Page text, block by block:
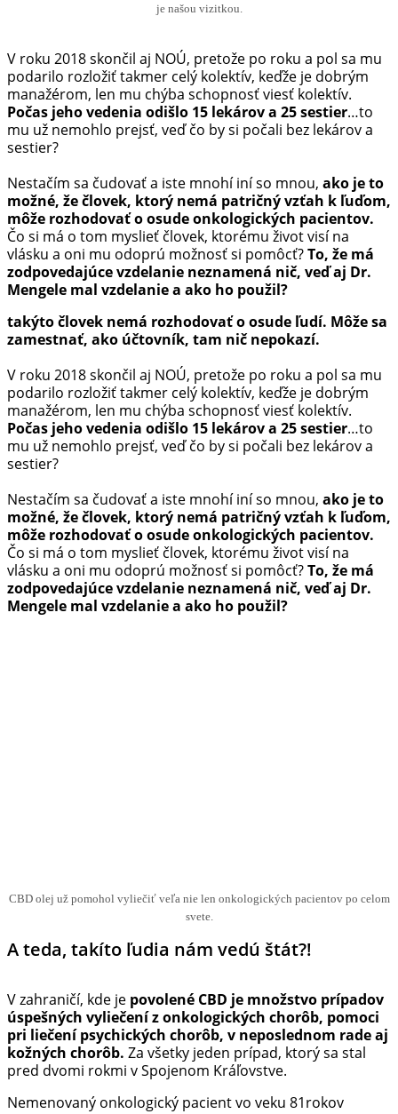
je našou vizitkou.
V roku 2018 skončil aj NOÚ, pretože po roku a pol sa mu
podarilo rozložiť takmer celý kolektív, keďže je dobrým
manažérom, len mu chýba schopnosť viesť kolektív.
Počas jeho vedenia odišlo 15 lekárov a 25 sestier…to
mu už nemohlo prejsť, veď čo by si počali bez lekárov a
sestier?
Nestačím sa čudovať a iste mnohí iní so mnou, ako je to
možné, že človek, ktorý nemá patričný vzťah k ľuďom,
môže rozhodovať o osude onkologických pacientov.
Čo si má o tom myslieť človek, ktorému život visí na
vlásku a oni mu odoprú možnosť si pomôcť?To, že má
zodpovedajúce vzdelanie neznamená nič, veď aj Dr.
Mengele mal vzdelanie a ako ho použil?
takýto človek nemá rozhodovať o osude ľudí. Môže sa
zamestnať, ako účtovník, tam nič nepokazí.
V roku 2018 skončil aj NOÚ, pretože po roku a pol sa mu
podarilo rozložiť takmer celý kolektív, keďže je dobrým
manažérom, len mu chýba schopnosť viesť kolektív.
Počas jeho vedenia odišlo 15 lekárov a 25 sestier…to
mu už nemohlo prejsť, veď čo by si počali bez lekárov a
sestier?
Nestačím sa čudovať a iste mnohí iní so mnou, ako je to
možné, že človek, ktorý nemá patričný vzťah k ľuďom,
môže rozhodovať o osude onkologických pacientov.
Čo si má o tom myslieť človek, ktorému život visí na
vlásku a oni mu odoprú možnosť si pomôcť?To, že má
zodpovedajúce vzdelanie neznamená nič, veď aj Dr.
Mengele mal vzdelanie a ako ho použil?
CBD olej už pomohol vyliečiť veľa nie len onkologických pacientov po celom
svete.
A teda, takíto ľudia nám vedú štát?!
V zahraničí, kde je povolené CBD je množstvo prípadov
úspešných vyliečení z onkologických chorôb, pomoci
pri liečení psychických chorôb, v neposlednom rade aj
kožných chorôb. Za všetky jeden prípad, ktorý sa stal
pred dvomi rokmi v Spojenom Kráľovstve.
Nemenovaný onkologický pacient vo veku 81rokov